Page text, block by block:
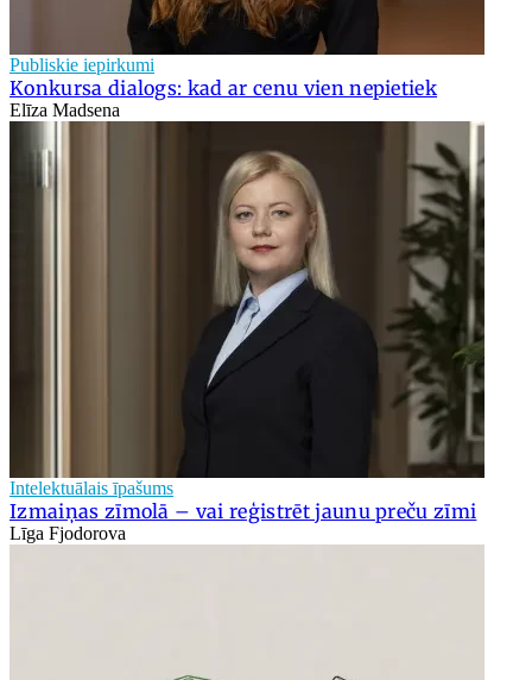
Publiskie iepirkumi
Konkursa dialogs: kad ar cenu vien nepietiek
Elīza Madsena
Intelektuālais īpašums
Izmaiņas zīmolā – vai reģistrēt jaunu preču zīmi
Līga Fjodorova